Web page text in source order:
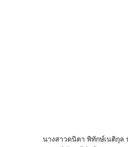
นางสาวดนิตา พิทักษ์เนติกุล